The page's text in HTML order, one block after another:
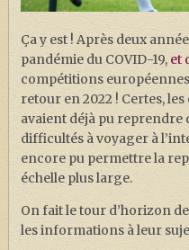
CULTURE
PODCASTS
LES GRANDS ARTICLES DE
JEUX
Ça y est ! Après deux
pandémie du COVID-19, et
compétitions
retour en 2022 ! Certes,
avaient déjà pu reprendre
difficultés à voyager à
encore pu permettre la
échelle plus large.
On fait le tour d’horizon
les informations à leur